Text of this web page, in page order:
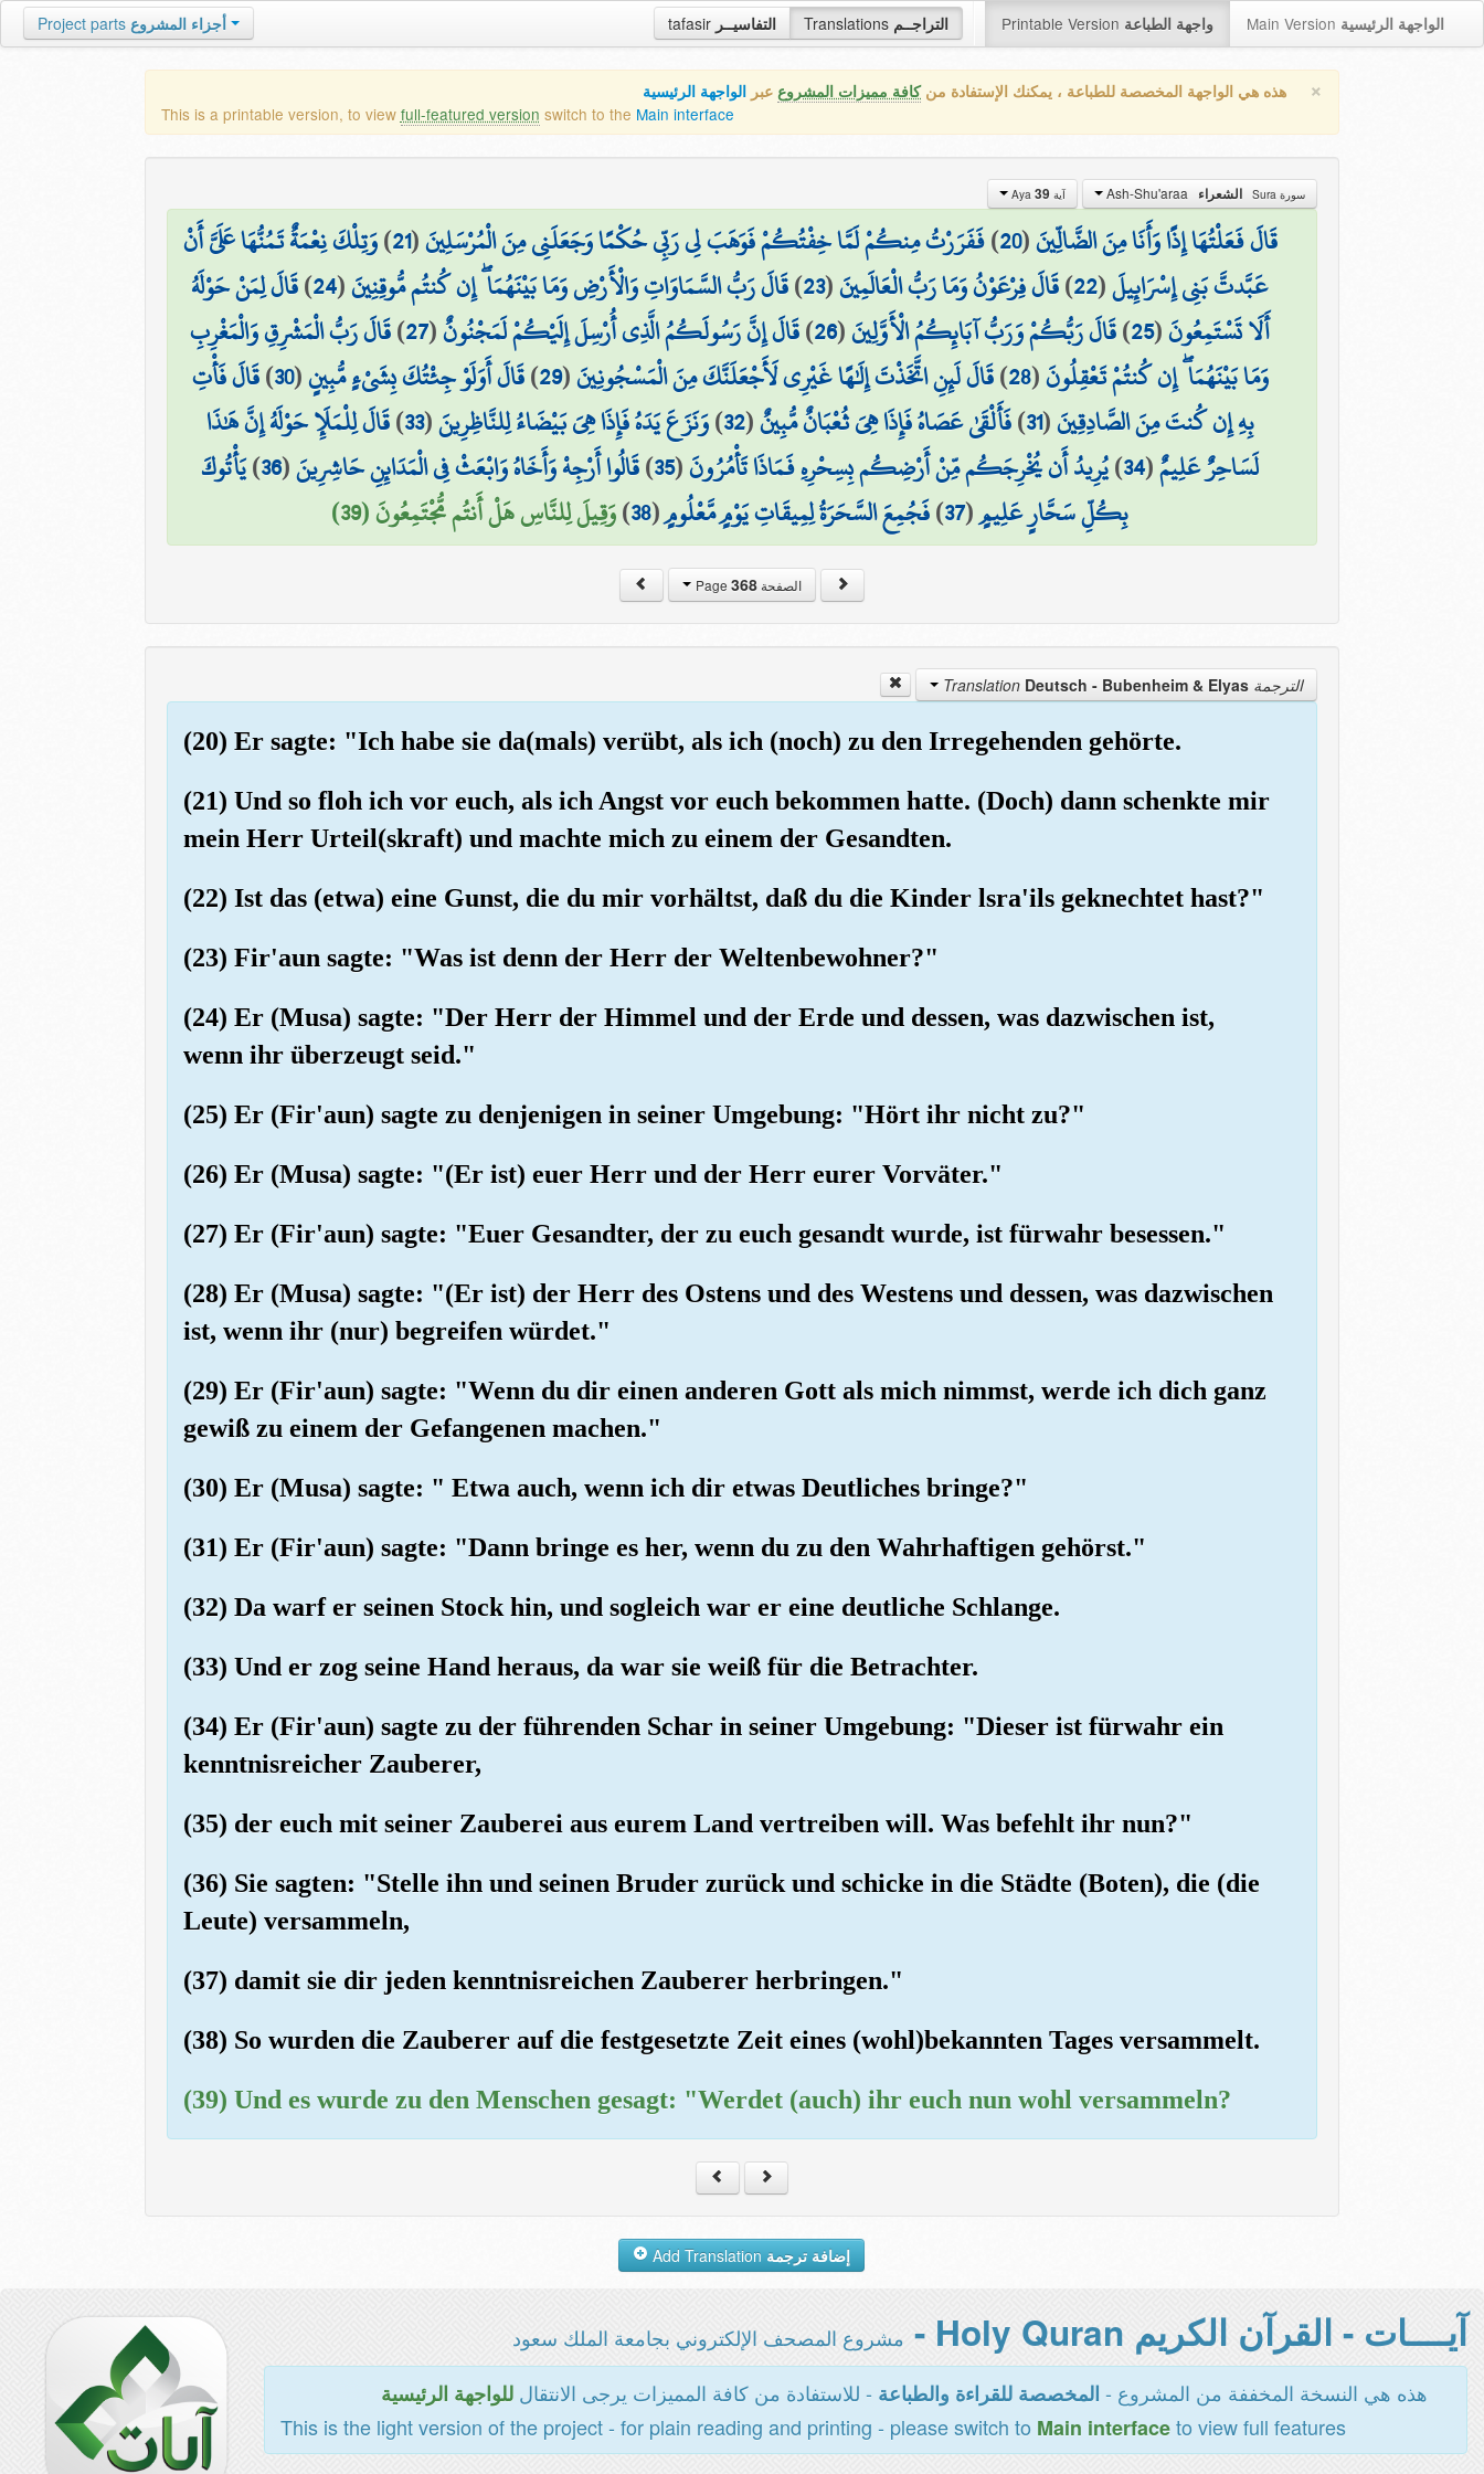
tafasir التفاسيــر Translations التراجــم Printable Version واجهة الطباعة Main Version الواجهة الرئيسية Project parts أجزاء المشروع
× هذه هي الواجهة المخصصة للطباعة ، يمكنك الإستفادة منكافة مميزات المشروع عبر الواجهة الرئيسية
This is a printable version, to view full-featured version switch to the Main interface
سورة Sura الشعراء آية Aya 39
قَالَ فَعَلْتُهَا إِذًا وَأَنَا مِنَ الضَّالِّينَ(
20
)فَفَرَرْتُ مِنكُمْ لَمَّا خِفْتُكُمْ فَوَهَبَ لِي رَبِّي حُكْمًا وَجَعَلَنِي مِنَ الْمُرْسَلِينَ(
21
)وَتِلْكَ نِعْمَةٌ تَمُنُّهَا عَلَيَّ أَنْ
عَبَّدتَّ بَنِي إِسْرَائِيلَ(
22
)قَالَ فِرْعَوْنُ وَمَا رَبُّ الْعَالَمِينَ(
23
)قَالَ رَبُّ السَّمَاوَاتِ وَالْأَرْضِ وَمَا بَيْنَهُمَا ۖ إِن كُنتُم مُّوقِنِينَ(
24
)قَالَ لِمَنْ حَوْلَهُ
أَلَا تَسْتَمِعُونَ(
25
)قَالَ رَبُّكُمْ وَرَبُّ آبَائِكُمُ الْأَوَّلِينَ(
26
)قَالَ إِنَّ رَسُولَكُمُ الَّذِي أُرْسِلَ إِلَيْكُمْ لَمَجْنُونٌ(
27
)قَالَ رَبُّ الْمَشْرِقِ وَالْمَغْرِبِ
وَمَا بَيْنَهُمَا ۖ إِن كُنتُمْ تَعْقِلُونَ(
28
)قَالَ لَئِنِ اتَّخَذْتَ إِلَٰهًا غَيْرِي لَأَجْعَلَنَّكَ مِنَ الْمَسْجُونِينَ(
29
)قَالَ أَوَلَوْ جِئْتُكَ بِشَيْءٍ مُّبِينٍ(
30
)قَالَ فَأْتِ
بِهِ إِن كُنتَ مِنَ الصَّادِقِينَ(
31
)فَأَلْقَىٰ عَصَاهُ فَإِذَا هِيَ ثُعْبَانٌ مُّبِينٌ(
32
)وَنَزَعَ يَدَهُ فَإِذَا هِيَ بَيْضَاءُ لِلنَّاظِرِينَ(
33
)قَالَ لِلْمَلَإِ حَوْلَهُ إِنَّ هَٰذَا
لَسَاحِرٌ عَلِيمٌ(
34
)يُرِيدُ أَن يُخْرِجَكُم مِّنْ أَرْضِكُم بِسِحْرِهِ فَمَاذَا تَأْمُرُونَ(
35
)قَالُوا أَرْجِهْ وَأَخَاهُ وَابْعَثْ فِي الْمَدَائِنِ حَاشِرِينَ(
36
)يَأْتُوكَ
بِكُلِّ سَحَّارٍ عَلِيمٍ(
37
)فَجُمِعَ السَّحَرَةُ لِمِيقَاتِ يَوْمٍ مَّعْلُومٍ(
38
)وَقِيلَ لِلنَّاسِ هَلْ أَنتُم مُّجْتَمِعُونَ (39)
الصفحة Page368
الترجمة Translation Deutsch - Bubenheim & Elyas
(20) Er sagte: "Ich habe sie da(mals) verübt, als ich (noch) zu den Irregehenden gehörte.
(21) Und so floh ich vor euch, als ich Angst vor euch bekommen hatte. (Doch) dann schenkte mir
mein Herr Urteil(skraft) und machte mich zu einem der Gesandten.
(22) Ist das (etwa) eine Gunst, die du mir vorhältst, daß du die Kinder lsra'ils geknechtet hast?"
(23) Fir'aun sagte: "Was ist denn der Herr der Weltenbewohner?"
(24) Er (Musa) sagte: "Der Herr der Himmel und der Erde und dessen, was dazwischen ist,
wenn ihr überzeugt seid."
(25) Er (Fir'aun) sagte zu denjenigen in seiner Umgebung: "Hört ihr nicht zu?"
(26) Er (Musa) sagte: "(Er ist) euer Herr und der Herr eurer Vorväter."
(27) Er (Fir'aun) sagte: "Euer Gesandter, der zu euch gesandt wurde, ist fürwahr besessen."
(28) Er (Musa) sagte: "(Er ist) der Herr des Ostens und des Westens und dessen, was dazwischen
ist, wenn ihr (nur) begreifen würdet."
(29) Er (Fir'aun) sagte: "Wenn du dir einen anderen Gott als mich nimmst, werde ich dich ganz
gewiß zu einem der Gefangenen machen."
(30) Er (Musa) sagte: " Etwa auch, wenn ich dir etwas Deutliches bringe?"
(31) Er (Fir'aun) sagte: "Dann bringe es her, wenn du zu den Wahrhaftigen gehörst."
(32) Da warf er seinen Stock hin, und sogleich war er eine deutliche Schlange.
(33) Und er zog seine Hand heraus, da war sie weiß für die Betrachter.
(34) Er (Fir'aun) sagte zu der führenden Schar in seiner Umgebung: "Dieser ist fürwahr ein
kenntnisreicher Zauberer,
(35) der euch mit seiner Zauberei aus eurem Land vertreiben will. Was befehlt ihr nun?"
(36) Sie sagten: "Stelle ihn und seinen Bruder zurück und schicke in die Städte (Boten), die (die
Leute) versammeln,
(37) damit sie dir jeden kenntnisreichen Zauberer herbringen."
(38) So wurden die Zauberer auf die festgesetzte Zeit eines (wohl)bekannten Tages versammelt.
(39) Und es wurde zu den Menschen gesagt: "Werdet (auch) ihr euch nun wohl versammeln?
إضافة ترجمة
آيــــات - القرآن الكريم Holy Quran - مشروع المصحف الإلكتروني بجامعة الملك سعود
هذه هي النسخة المخففة من المشروع - المخصصة للقراءة والطباعة - للاستفادة من كافة المميزات يرجى الانتقالللواجهة الرئيسية
This is the light version of the project - for plain reading and printing - please switch to Main interfaceto view full features